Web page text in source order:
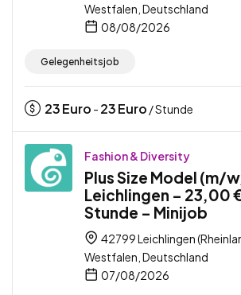
Westfalen, Deutschland
08/08/2026
Gelegenheitsjob
23Euro - 23Euro / Stunde
Fashion & Diversity
Plus Size Model (m/
Leichlingen – 23,00
Stunde – Minijob
42799 Leichlingen
Westfalen, Deutschland
07/08/2026